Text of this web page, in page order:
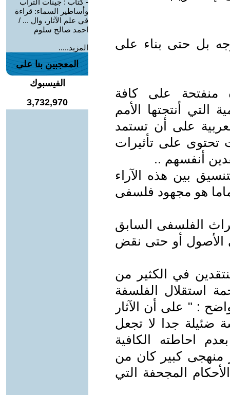
بل حتى بناء على
منفتحة على كافة
التي أنتجتها الأمم
على أن تستمد
تحتوى على تأثيرات
أنفسهم ..
بين هذه الآراء
هو مجهود فلسفى
الفلسفى السابق
الأصول أو حتى نقض
في الكثير من
استقلال الفلسفة
: " على أن الآثار
ضئيلة جدا لا تجعل
احاطته الكافية
منهجى كبير كان من
المجحفة التي
-كتاب : جينات التراب
وأساطير السماء: قراءة
في علم الآثار، وال ... /
احمد صالح سلوم
المزيد.....
المعجبين بنا على
الفيسبوك
3,732,970